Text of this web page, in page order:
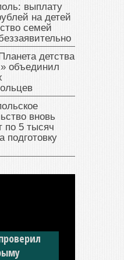
выплату
на детей
семей
детства
объединил
вновь
по 5 тысяч
подготовку
—